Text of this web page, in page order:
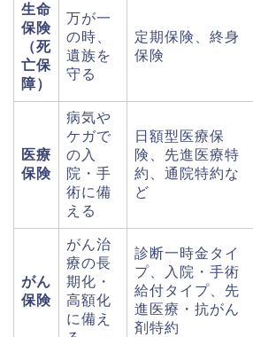
生命
保険
（死
亡保
障）
万が一
の時、
遺族を
守る
定期保険、終身
保険
医療
保険
病気や
ケガで
の入
院・手
術に備
える
日額型医療保
険、先進医療特
約、通院特約な
ど
がん
保険
がん治
療の長
期化・
高額化
に備え
診断一時金タイ
プ、入院・手術
給付タイプ、先
進医療・抗がん
剤特約